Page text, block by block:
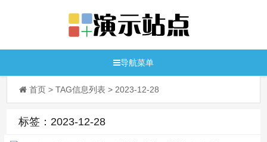
导航菜单
首页 > TAG信息列表 > 2023-12-28
标签：2023-12-28